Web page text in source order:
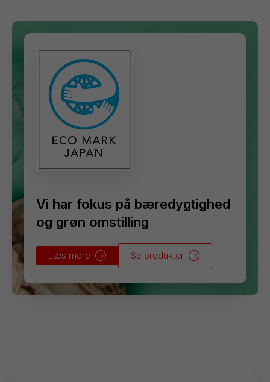
Vi har fokus på bæredygtighed
og grøn omstilling
Læs mere Se produkter